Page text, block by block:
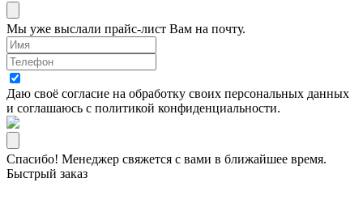
Мы уже выслали прайс-лист Вам на почту.
Даю своё согласие на обработку своих персональных данных
и соглашаюсь с политикой конфиденциальности.
Спасибо! Менеджер свяжется с вами в ближайшее время.
Быстрый заказ